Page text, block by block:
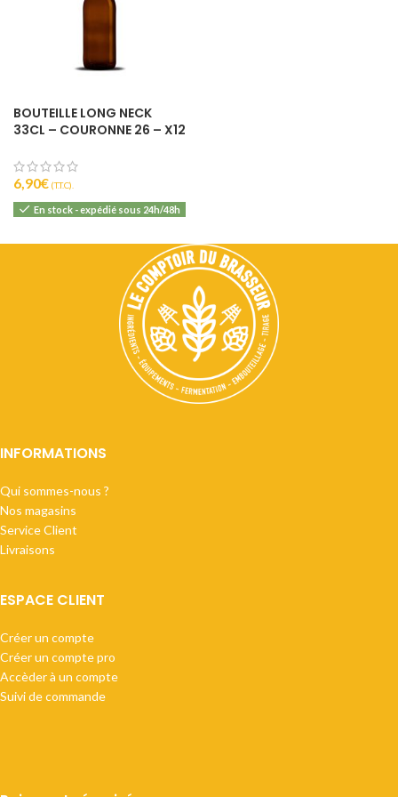
BOUTEILLE LONG NECK
33CL – COURONNE 26 – X12
6,90€ (T.T.C).
En stock - expédié sous 24h/48h
INFORMATIONS
Qui sommes-nous ?
Nos magasins
Service Client
Livraisons
ESPACE CLIENT
Créer un compte
Créer un compte pro
Accèder à un compte
Suivi de commande